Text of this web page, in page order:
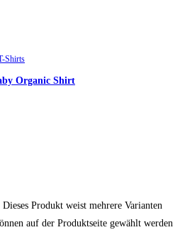
Shirts
Organic Shirt
Dieses Produkt weist mehrere Varianten
auf der Produktseite gewählt werden